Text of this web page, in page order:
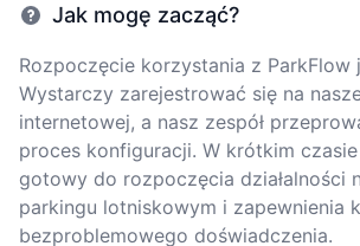
Jak mogę zacząć?
Rozpoczęcie korzystania z ParkFlow
Wystarczy zarejestrować się na
internetowej, a nasz zespół
proces konfiguracji. W krótkim
gotowy do rozpoczęcia działalności
parkingu lotniskowym i zapewnienia
bezproblemowego doświadczenia.